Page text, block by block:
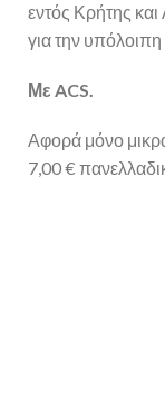
εντός Κρήτης και
για την
Με ACS.
Αφορά μόνο
7,00 €